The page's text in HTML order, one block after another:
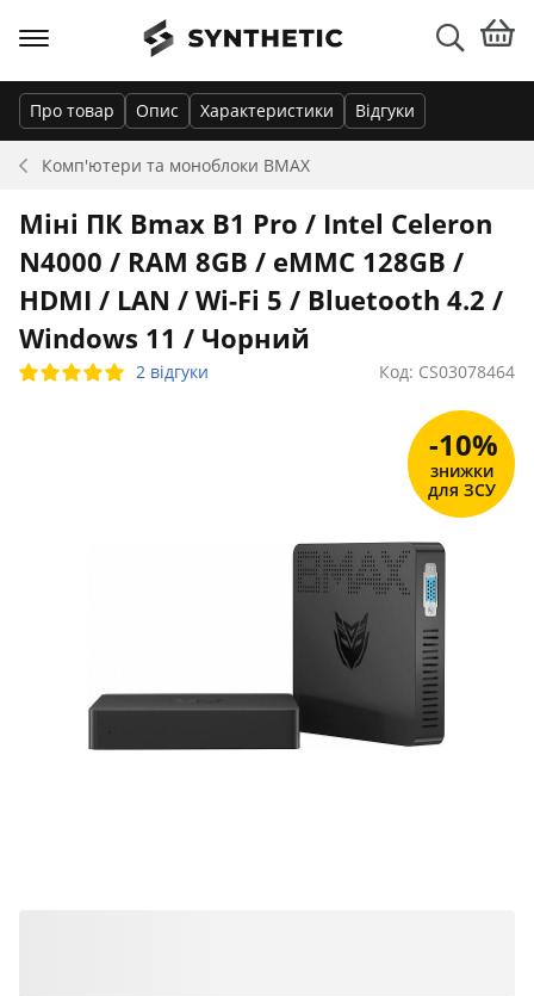
Комп'ютери та моноблоки BMAX
Про товар Опис Характеристики Відгуки
Міні ПК Bmax B1 Pro / Intel Celeron
N4000 / RAM 8GB / eMMC 128GB /
HDMI / LAN / Wi-Fi 5 / Bluetooth 4.2 /
Windows 11 / Чорний
2 відгуки Код: CS03078464
-10%
знижки
для ЗСУ